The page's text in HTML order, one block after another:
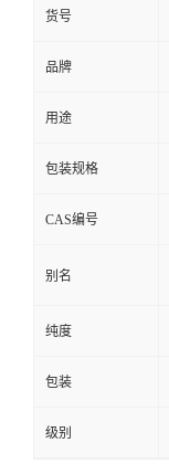
货号
品牌
用途
包装规格
CAS编号
别名
纯度
包装
级别